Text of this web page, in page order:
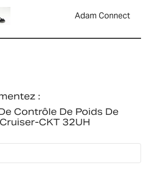
Adam Connect
:
Contrôle De Poids De
CKT 32UH